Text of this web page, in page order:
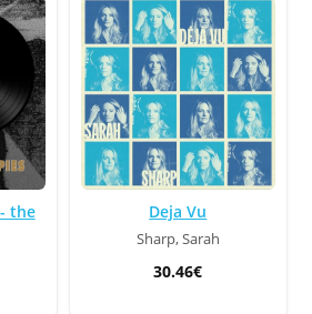
the
Deja Vu
Sharp, Sarah
30.46€